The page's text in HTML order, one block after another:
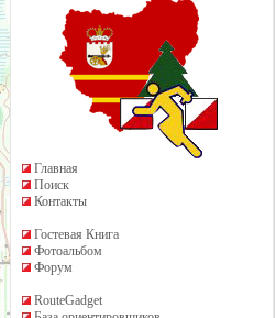
Главная
Поиск
Контакты
Гостевая Книга
Фотоальбом
Форум
RouteGadget